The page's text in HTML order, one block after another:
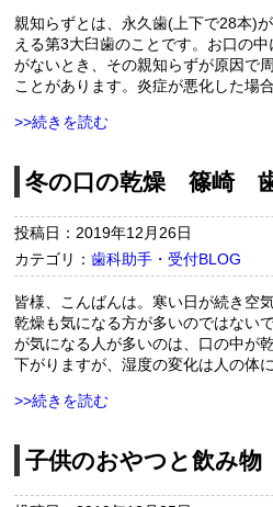
親知らずとは、永久歯(上下で28本)
える第3大臼歯のことです。お口の
がないとき、その親知らずが原因で
ことがあります。炎症が悪化した場
>>続きを読む
冬の口の乾燥 篠崎
投稿日：2019年12月26日
カテゴリ：歯科助手・受付BLOG
皆様、こんばんは。寒い日が続き空
乾燥も気になる方が多いのではない
が気になる人が多いのは、口の中が
下がりますが、湿度の変化は人の体
>>続きを読む
子供のおやつと飲み